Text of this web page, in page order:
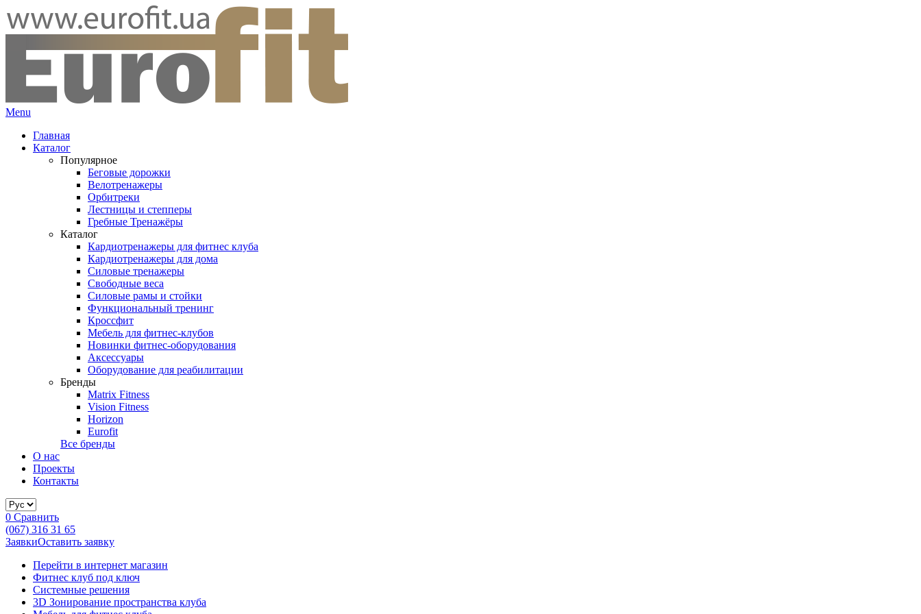
Menu
Главная
Каталог
Популярное
Беговые дорожки
Велотренажеры
Орбитреки
Лестницы и степперы
Гребные Тренажёры
Каталог
Кардиотренажеры для фитнес клуба
Кардиотренажеры для дома
Силовые тренажеры
Свободные веса
Силовые рамы и стойки
Функциональный тренинг
Кроссфит
Мебель для фитнес-клубов
Новинки фитнес-оборудования
Аксессуары
Оборудование для реабилитации
Бренды
Matrix Fitness
Vision Fitness
Horizon
Eurofit
Все бренды
О нас
Проекты
Контакты
0 Сравнить
(067) 316 31 65
ЗаявкиОставить заявку
Перейти в интернет магазин
Фитнес клуб под ключ
Системные решения
3D Зонирование пространства клуба